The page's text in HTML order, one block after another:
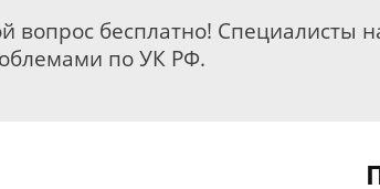
вопрос бесплатно! Специалисты
по УК РФ.